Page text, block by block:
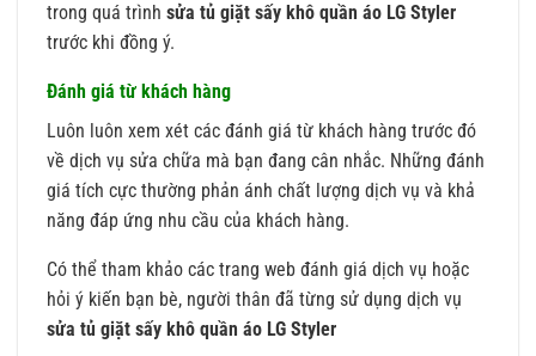
trong quá trình sửa tủ giặt sấy khô quần áo LG Styler
trước khi đồng ý.
Đánh giá từ khách hàng
Luôn luôn xem xét các đánh giá từ khách hàng trước đó
về dịch vụ sửa chữa mà bạn đang cân nhắc. Những đánh
giá tích cực thường phản ánh chất lượng dịch vụ và khả
năng đáp ứng nhu cầu của khách hàng.
Có thể tham khảo các trang web đánh giá dịch vụ hoặc
hỏi ý kiến bạn bè, người thân đã từng sử dụng dịch vụ
sửa tủ giặt sấy khô quần áo LG Styler